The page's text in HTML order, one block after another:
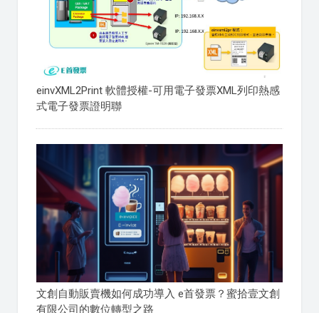
einvXML2Print 軟體授權-可用電子發票XML列印熱感
式電子發票證明聯
文創自動販賣機如何成功導入 e首發票？蜜拾壹文創
有限公司的數位轉型之路